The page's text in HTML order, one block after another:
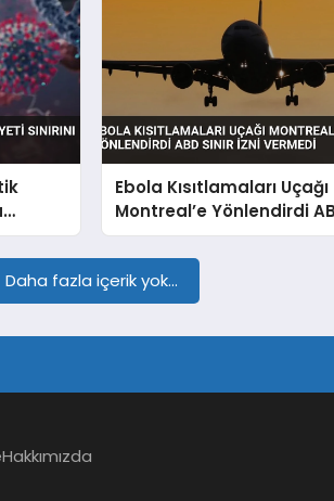
Ebola Kısıtlamaları Uçağı
Montreal’e Yönlendirdi
İzni Vermedi
Daha fazla içerik yok...
Hakkımızda